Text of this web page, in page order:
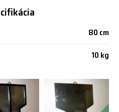
80 cm
10 kg